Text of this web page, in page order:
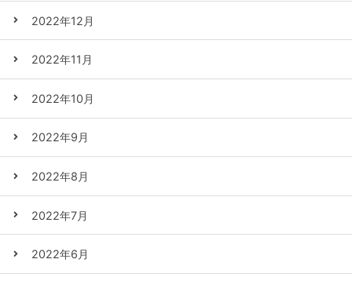
2022年12月
2022年11月
2022年10月
2022年9月
2022年8月
2022年7月
2022年6月